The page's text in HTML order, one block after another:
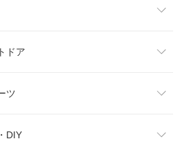
ナイトウェア
ランド雑貨
ト・介護
マタニティ
カメラ
タブレット
ドア
ア
ツ
品
DIY